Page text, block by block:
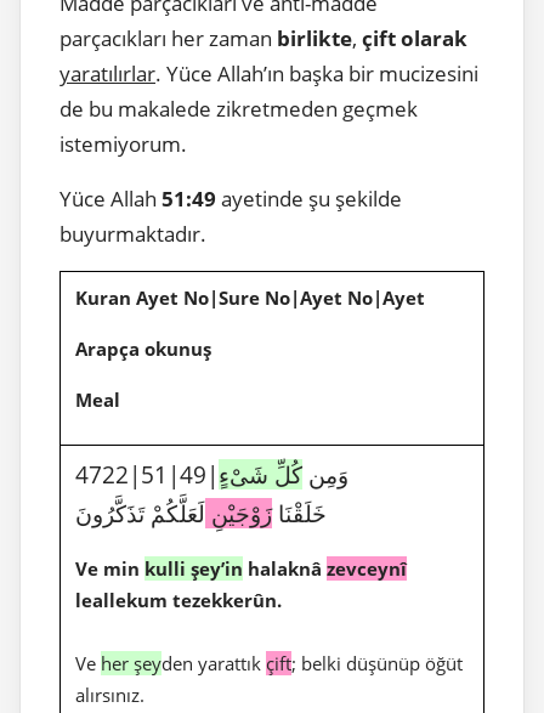
parçacıkları her zaman birlikte, çift olarak
yaratılırlar. Yüce Allah’ın başka bir mucizesini
de bu makalede zikretmeden geçmek
istemiyorum.
Yüce Allah 51:49 ayetinde şu şekilde
buyurmaktadır.
Kuran Ayet No|Sure No|Ayet No|Ayet
Arapça okunuş
Meal
4722|51|49|وَمِن كُلِّ شَىْءٍ
خَلَقْنَازَوْجَيْنِ لَعَلَّكُمْ تَذَكَّرُونَ
Ve min kulli şey’in halaknâ zevceynî
leallekum tezekkerûn.
Ve her şeyden yarattık çift; belki düşünüp öğüt
alırsınız.